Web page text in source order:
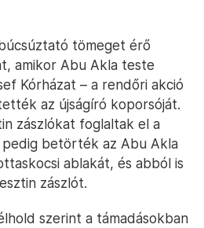
tömeget érő
amikor Abu Akla teste
Kórházat – a rendőri akció
az újságíró koporsóját.
zászlókat foglaltak el a
betörték az Abu Akla
ablakát, és abból is
zászlót.
szerint a támadásokban